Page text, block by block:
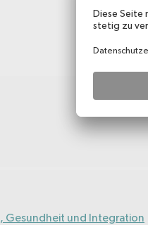
Gesundheit und Integration